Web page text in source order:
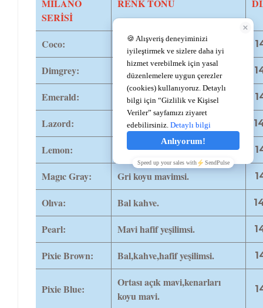
MİLANO
SERİSİ
RENK TONU
Coco: Bal ela.
Dimgrey: Gri koyu yeşilimsi.
Emerald: Gri hafif yeşilimsi.
Lazord: Mavi ağırlıklı hafif yeşilmsi.
Lemon: Sarı yeşilmsi ela.
Magıc Gray: Gri koyu mavimsi.
Olıva: Bal kahve.
Pearl: Mavi hafif yeşilimsi.
Pixie Brown: Bal,kahve,hafif yeşilimsi.
Pixie Blue:
Ortası açık mavi,kenarları
koyu mavi.